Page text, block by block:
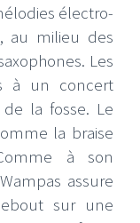
électro-
au milieu des
Les
à un concert
la fosse. Le
la braise
à son
assure
sur une